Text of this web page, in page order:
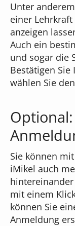
Unter
einer
anzeigen
Auch ein
und sogar die
Bestätigen Sie
wählen Sie
Sie können
iMikel auch
mit einem
können Sie
Anmeldung